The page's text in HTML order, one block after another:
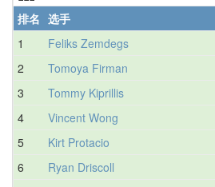
排名 选手
1
Feliks Zemdegs
2
Tomoya Firman
3
Tommy Kiprillis
4
Vincent Wong
5
Kirt Protacio
6
Ryan Driscoll